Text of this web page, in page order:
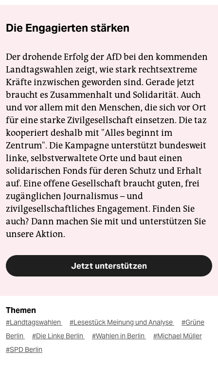
Die Engagierten stärken
Der drohende Erfolg der AfD bei den kommenden
Landtagswahlen zeigt, wie stark rechtsextreme
Kräfte inzwischen geworden sind. Gerade jetzt
braucht es Zusammenhalt und Solidarität. Auch
und vor allem mit den Menschen, die sich vor Ort
für eine starke Zivilgesellschaft einsetzen. Die taz
kooperiert deshalb mit "Alles beginnt im
Zentrum". Die Kampagne unterstützt bundesweit
linke, selbstverwaltete Orte und baut einen
solidarischen Fonds für deren Schutz und Erhalt
auf. Eine offene Gesellschaft braucht guten, frei
zugänglichen Journalismus – und
zivilgesellschaftliches Engagement. Finden Sie
auch? Dann machen Sie mit und unterstützen Sie
unsere Aktion.
Jetzt unterstützen
Themen
#Landtagswahlen #Lesestück Meinung und Analyse
#Grüne
Berlin
#Die Linke Berlin #Wahlen in Berlin
#Michael Müller
#SPD Berlin